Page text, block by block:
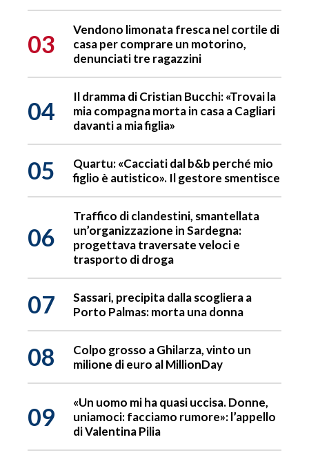
03
Vendono limonata fresca nel cortile di
casa per comprare un motorino,
denunciati tre ragazzini
04
Il dramma di Cristian Bucchi: «Trovai la
mia compagna morta in casa a Cagliari
davanti a mia figlia»
05
Quartu: «Cacciati dal b&b perché mio
figlio è autistico». Il gestore smentisce
06
Traffico di clandestini, smantellata
un’organizzazione in Sardegna:
progettava traversate veloci e
trasporto di droga
07
Sassari, precipita dalla scogliera a
Porto Palmas: morta una donna
08
Colpo grosso a Ghilarza, vinto un
milione di euro al MillionDay
09
«Un uomo mi ha quasi uccisa. Donne,
uniamoci: facciamo rumore»: l’appello
di Valentina Pilia